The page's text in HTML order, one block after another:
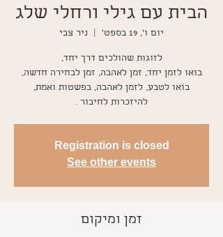
הבית עם גילי ורחלי שלג
יום ו׳, 19 בספט׳ ניר צבי
בואו לזמן יחד, זמן לאהבה, זמן לבחירה חדשה,
בואו לטבע, לזמן לאהבה, בפשטות ואמת,
להיזכרות לחיבור .
Registration is closed
See other events
זמן ומיקום